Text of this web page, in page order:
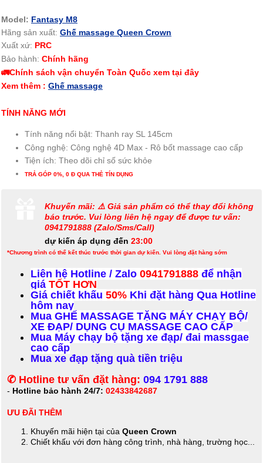
Model: Fantasy M8
Hãng sản xuất: Ghế massage Queen Crown
Xuất xứ: PRC
Bảo hành: Chính hãng
🚛Chính sách vận chuyển Toàn Quốc xem tại đây
Xem thêm : Ghế massage
TÍNH NĂNG MỚI
Tính năng nổi bật: Thanh ray SL 145cm
Công nghệ: Công nghệ 4D Max - Rô bốt massage cao cấp
Tiện ích: Theo dõi chỉ số sức khỏe
TRẢ GÓP 0%, 0 Đ QUA THẺ TÍN DỤNG
Khuyến mãi: ⚠️ Giá sản phẩm có thể thay đổi không
báo trước. Vui lòng liên hệ ngay để được tư vấn:
0941791888 (Zalo/Sms/Call)
dự kiến áp dụng đến 23:00
*Chương trình có thể kết thúc trước thời gian dự kiến. Vui lòng đặt hàng sớm
Liên hệ Hotline / Zalo 0941791888 để nhận
giá TỐT HƠN
Giá chiết khấu 50% Khi đặt hàng Qua Hotline
hôm nay
Mua GHẾ MASSAGE TẶNG MÁY CHẠY BỘ/
XE ĐẠP/ DỤNG CỤ MASSAGE CAO CẤP
Mua Máy chạy bộ tặng xe đạp/ đai massgae
cao cấp
Mua xe đạp tặng quà tiền triệu
✆ Hotline tư vấn đặt hàng: 094 1791 888
- Hotline bảo hành 24/7: 02433842687
ƯU ĐÃI THÊM
Khuyến mãi hiện tại của Queen Crown
Chiết khấu với đơn hàng công trình, nhà hàng, trường học...